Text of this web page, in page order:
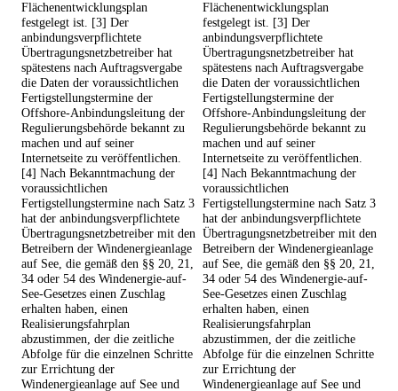
Flächenentwicklungsplan
festgelegt ist. [3] Der
anbindungsverpflichtete
Übertragungsnetzbetreiber hat
spätestens nach Auftragsvergabe
die Daten der voraussichtlichen
Fertigstellungstermine der
Offshore-Anbindungsleitung der
Regulierungsbehörde bekannt zu
machen und auf seiner
Internetseite zu veröffentlichen.
[4] Nach Bekanntmachung der
voraussichtlichen
Fertigstellungstermine nach Satz 3
hat der anbindungsverpflichtete
Übertragungsnetzbetreiber mit den
Betreibern der Windenergieanlage
auf See, die gemäß den §§ 20, 21,
34 oder 54 des Windenergie-auf-
See-Gesetzes einen Zuschlag
erhalten haben, einen
Realisierungsfahrplan
abzustimmen, der die zeitliche
Abfolge für die einzelnen Schritte
zur Errichtung der
Windenergieanlage auf See und
Flächenentwicklungsplan
festgelegt ist. [3] Der
anbindungsverpflichtete
Übertragungsnetzbetreiber hat
spätestens nach Auftragsvergabe
die Daten der voraussichtlichen
Fertigstellungstermine der
Offshore-Anbindungsleitung der
Regulierungsbehörde bekannt zu
machen und auf seiner
Internetseite zu veröffentlichen.
[4] Nach Bekanntmachung der
voraussichtlichen
Fertigstellungstermine nach Satz 3
hat der anbindungsverpflichtete
Übertragungsnetzbetreiber mit den
Betreibern der Windenergieanlage
auf See, die gemäß den §§ 20, 21,
34 oder 54 des Windenergie-auf-
See-Gesetzes einen Zuschlag
erhalten haben, einen
Realisierungsfahrplan
abzustimmen, der die zeitliche
Abfolge für die einzelnen Schritte
zur Errichtung der
Windenergieanlage auf See und